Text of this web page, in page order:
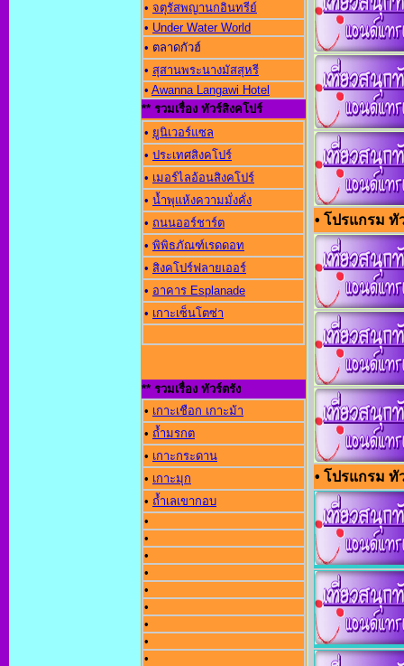
• จตุรัสพญานกอินทรีย์
• Under Water World
• ตลาดกัวฮ์
• สุสานพระนางมัสสุหรี
• Awanna Langawi Hotel
** รวมเรื่อง ทัวร์สิงคโปร์
• ยูนิเวอร์แซล
• ประเทศสิงคโปร์
• เมอร์ไลอ้อนสิงคโปร์
• น้ำพุแห้งความมั่งคั่ง
• ถนนออร์ชาร์ต
• พิพิธภัณฑ์เรดดอท
• สิงคโปร์ฟลายเออร์
• อาคาร Esplanade
• เกาะเซ็นโตซ่า
** รวมเรื่อง ทัวร์ตรัง
• เกาะเชือก เกาะม้า
• ถ้ำมรกต
• เกาะกระดาน
• เกาะมุก
• ถ้ำเลเขากอบ
•
•
•
•
•
•
•
•
•
• โปรแกรม ทั
• โปรแกรม ทั